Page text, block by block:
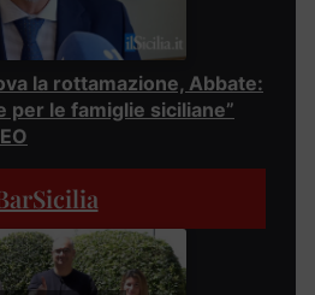
la rottamazione, Abbate:
per le famiglie siciliane”